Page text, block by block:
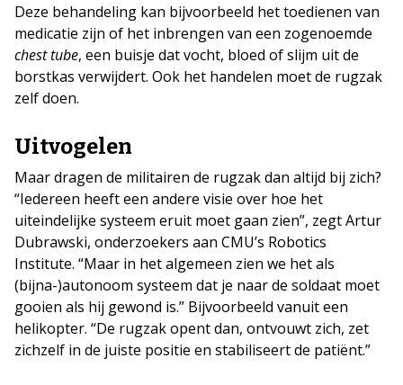
Deze behandeling kan bijvoorbeeld het toedienen van
medicatie zijn of het inbrengen van een zogenoemde
chest tube, een buisje dat vocht, bloed of slijm uit de
borstkas verwijdert. Ook het handelen moet de rugzak
zelf doen.
Uitvogelen
Maar dragen de militairen de rugzak dan altijd bij zich?
“Iedereen heeft een andere visie over hoe het
uiteindelijke systeem eruit moet gaan zien”, zegt Artur
Dubrawski, onderzoekers aan CMU’s Robotics
Institute. “Maar in het algemeen zien we het als
(bijna-)autonoom systeem dat je naar de soldaat moet
gooien als hij gewond is.” Bijvoorbeeld vanuit een
helikopter. “De rugzak opent dan, ontvouwt zich, zet
zichzelf in de juiste positie en stabiliseert de patiënt.”